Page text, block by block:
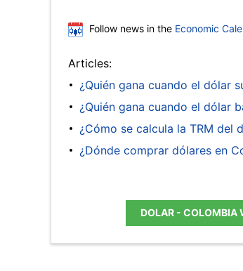
Follow news in the Economic
Articles:
¿Quién gana cuando el dólar
¿Quién gana cuando el dólar
¿Cómo se calcula la TRM del
¿Dónde comprar dólares en
DOLAR - COLOMBIA